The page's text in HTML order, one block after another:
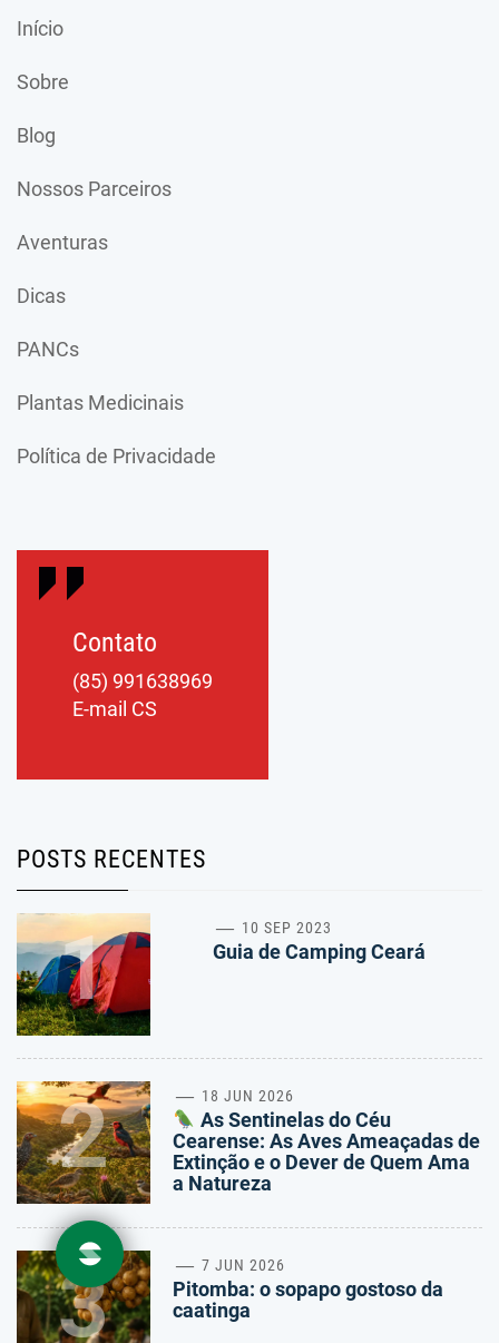
Início
Sobre
Blog
Nossos Parceiros
Aventuras
Dicas
PANCs
Plantas Medicinais
Política de Privacidade
Contato
(85) 991638969
E-mail CS
POSTS RECENTES
1 10 SEP 2023
Guia de Camping Ceará
2 18 JUN 2026
As Sentinelas do Céu
Cearense: As Aves Ameaçadas de
Extinção e o Dever de Quem Ama
a Natureza
3 7 JUN 2026
Pitomba: o sopapo gostoso da
caatinga